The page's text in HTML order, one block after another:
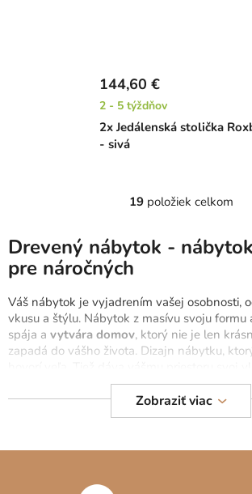
2x Jedálenská stolička
- sivá
144,60 €
2 - 5 týždňov
O
l
a
c
i
e
r
v
k
19položiek celkom
Drevený nábytok -
pre náročných
Váš nábytok je vyjadrením vašej osobnosti,
vkusu a štýlu. Nábytok z masívu svoju formu
spája a vytvára domov, ktorý nie je len
zapadá do vášho života. Dizajn nábytku,
Žiadny domov nie je úplný bez nábytku.
nábytok dokáže kombinovať večnú krásu
Vytvorte odkaz pre svoju rodinu a ďalšie
plnej kníh.
Drevo nad zlato
Zobraziť viac